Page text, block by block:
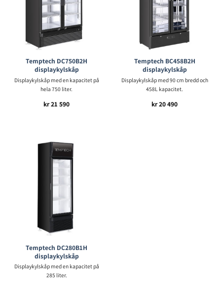
Temptech DC750B2H
displaykylskåp
Displaykylskåp med en kapacitet på
hela 750 liter.
kr21 590
Temptech BC458B2H
displaykylskåp
Displaykylskåp med 90 cm bredd och
458L kapacitet.
kr20 490
Temptech DC280B1H
displaykylskåp
Displaykylskåp med en kapacitet på
285 liter.